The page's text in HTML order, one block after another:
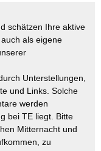
schätzen Ihre aktive
als eigene
Unterstellungen,
und Links. Solche
werden
bei TE liegt. Bitte
Mitternacht und
zu